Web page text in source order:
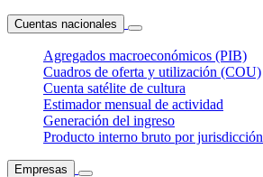
Cuentas nacionales
Agregados macroeconómicos (PIB)
Cuadros de oferta y utilización (COU)
Cuenta satélite de cultura
Estimador mensual de actividad
Generación del ingreso
Producto interno bruto por jurisdicción
Empresas